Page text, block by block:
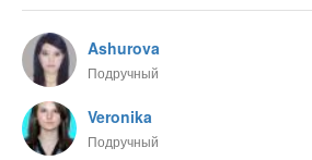
Ashurova
Подручный
Veronika
Подручный